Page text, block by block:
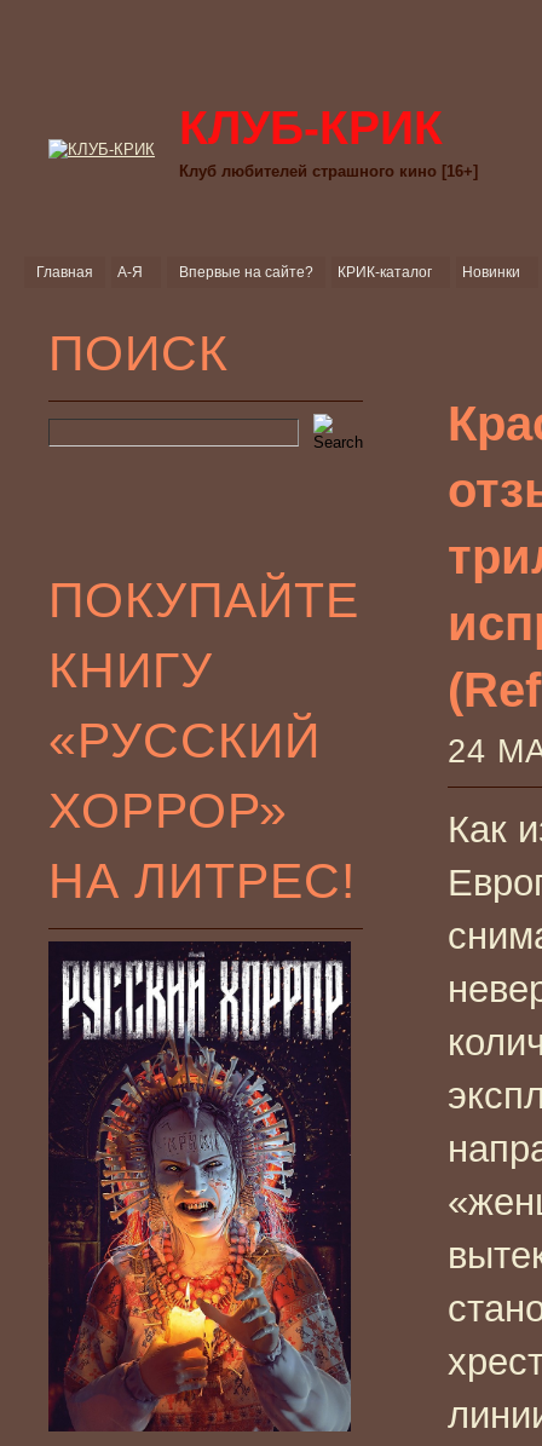
КЛУБ-КРИК
Клуб любителей страшного кино [16+]
Главная А-Я Впервые на сайте? КРИК-каталог Новинки
ПОИСК
ПОКУПАЙТЕ
КНИГУ
«РУССКИЙ
ХОРРОР»
НА ЛИТРЕС!
24
Как